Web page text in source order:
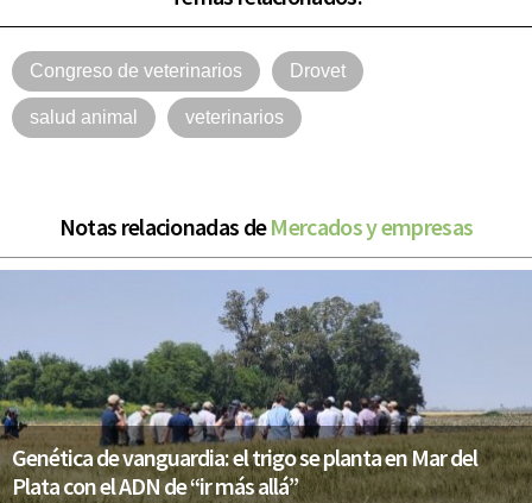
Congreso de veterinarios Drovet
salud animal veterinarios
Notas relacionadas deMercados y empresas
Genética de vanguardia: el trigo se planta en Mar del
Plata con el ADN de “ir más allá”